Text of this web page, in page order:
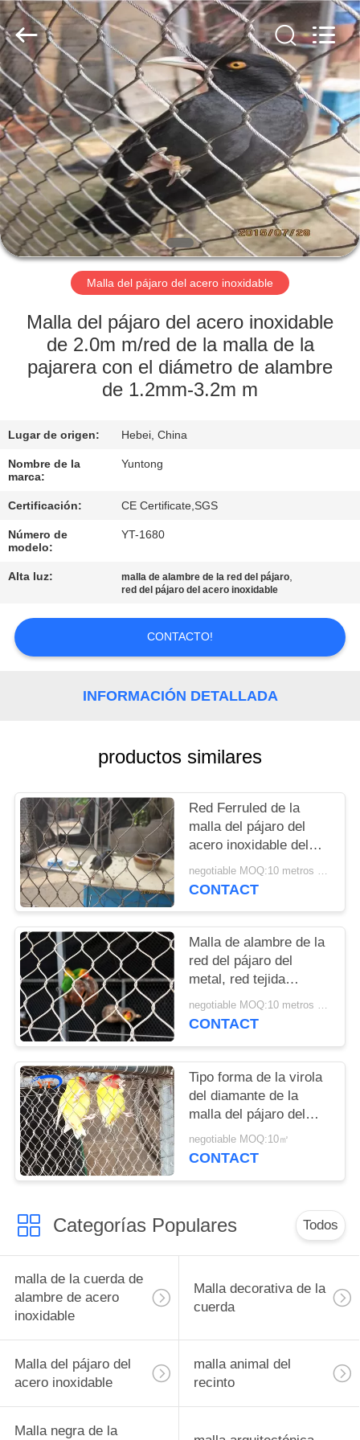
HOGAR
PRODUCTOS
SOBRE
NOSOTROS
VIAJE
FÁBRICA
CONTROL
CALIDAD
ÉNTRENOS
EN
CONTACTO
CON
NOTICIAS
DEL
SITIO
PRIVACY
POLICY
cuerda
de
alambre
de
acero
inoxidable
Supplier.
Copyright
©
2018
-
2025
Anping
Yuntong
Metal
Mesh
Co.,
Ltd..
All
Rights
Reserved.
Malla del pájaro del acero inoxidable
Malla del pájaro del acero inoxidable
de 2.0m m/red de la malla de la
pajarera con el diámetro de alambre
de 1.2mm-3.2m m
Lugar de origen: Hebei, China
Nombre de la
marca:
Yuntong
Certificación: CE Certificate,SGS
Número de
modelo:
YT-1680
Alta luz: malla de alambre de la red del pájaro,
red del pájaro del acero inoxidable
CONTACTO!
INFORMACIÓN DETALLADA
productos similares
Red Ferruled de la
malla del pájaro del
acero inoxidable del
alambre de la pajarera
para la protección del
negotiable MOQ:10 metros cuadrados
CONTACT
Malla de alambre de la
red del pájaro del
metal, red tejida
flexible del pájaro del
acero inoxidable de
negotiable MOQ:10 metros cuadrados
CONTACT
Tipo forma de la virola
del diamante de la
malla del pájaro del
acero inoxidable
resistente a la
negotiable MOQ:10㎡
CONTACT
Categorías Populares Todos
malla de la cuerda de
alambre de acero
inoxidable
Malla decorativa de la
cuerda
Malla del pájaro del
acero inoxidable
malla animal del
recinto
Malla negra de la